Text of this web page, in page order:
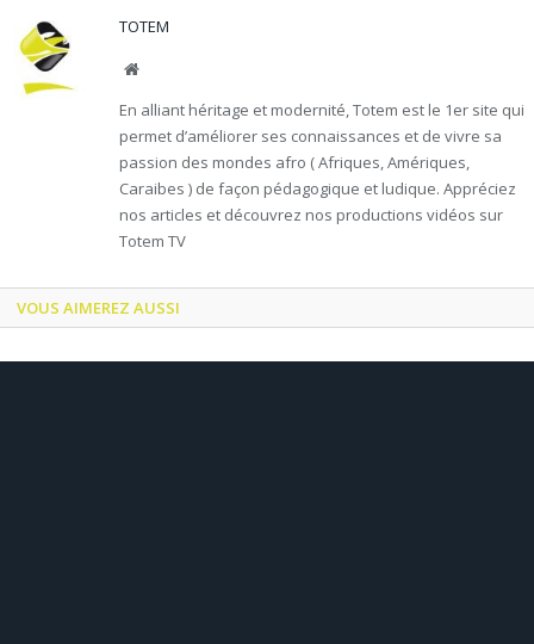
TOTEM
Website
En alliant héritage et modernité, Totem est le 1er site qui
permet d’améliorer ses connaissances et de vivre sa
passion des mondes afro ( Afriques, Amériques,
Caraibes ) de façon pédagogique et ludique. Appréciez
nos articles et découvrez nos productions vidéos sur
Totem TV
VOUS AIMEREZ AUSSI